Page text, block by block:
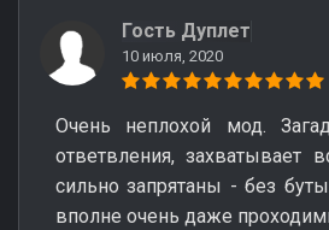
Гость Дуплет
10 июля, 2020
Очень неплохой мод.
ответвления,
сильно запрятаны - без
вполне очень даже